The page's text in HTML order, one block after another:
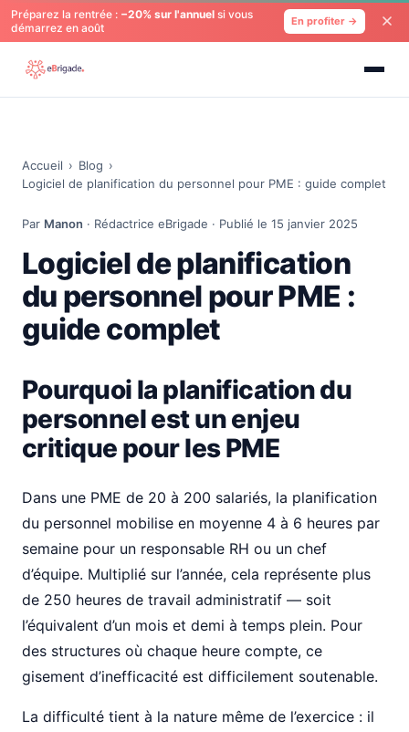
Préparez la rentrée : −20% sur l'annuel si vous
démarrez en août
En profiter →
Accueil › Blog ›
Logiciel de planification du personnel pour PME : guide complet
Par Manon · Rédactrice eBrigade · Publié le 15 janvier 2025
Logiciel de planification
du personnel pour PME :
guide complet
Pourquoi la planification du
personnel est un enjeu
critique pour les PME
Dans une PME de 20 à 200 salariés, la planification
du personnel mobilise en moyenne 4 à 6 heures par
semaine pour un responsable RH ou un chef
d’équipe. Multiplié sur l’année, cela représente plus
de 250 heures de travail administratif — soit
l’équivalent d’un mois et demi à temps plein. Pour
des structures où chaque heure compte, ce
gisement d’inefficacité est difficilement soutenable.
La difficulté tient à la nature même de l’exercice : il